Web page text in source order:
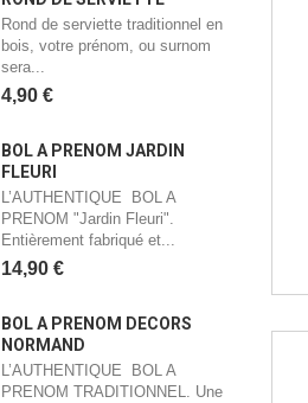
Rond de serviette traditionnel en
bois, votre prénom, ou surnom
sera...
4,90 €
BOL À PRÉNOM JARDIN
FLEURI
L’AUTHENTIQUE BOL A
PRENOM "Jardin Fleuri".
Entièrement fabriqué et...
14,90 €
BOL À PRÉNOM DÉCORS
NORMAND
L’AUTHENTIQUE BOL A
PRENOM TRADITIONNEL. Une